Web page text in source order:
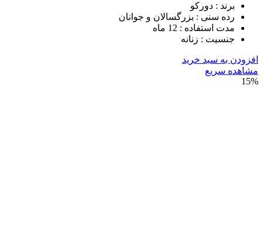
: دورکو
سنی : بزرگسالان و جوانان
استفاده : 12 ماه
: زنانه
سبد خرید
سریع